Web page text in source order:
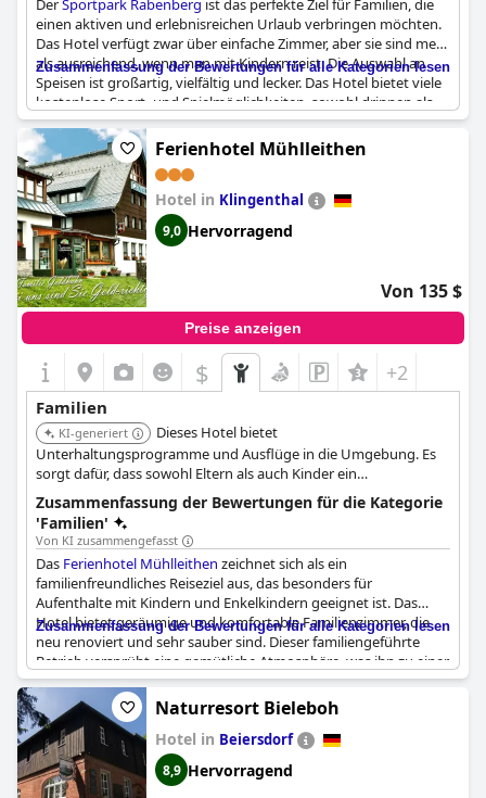
DerSportpark Rabenberg ist das perfekte Ziel für Familien, die
einen aktiven und erlebnisreichen Urlaub verbringen möchten.
Das Hotel verfügt zwar über einfache Zimmer, aber sie sind mehr
als ausreichend, wenn man mit Kindern reist. Die Auswahl an
Speisen ist großartig, vielfältig und lecker. Das Hotel bietet viele
kostenlose Sport- und Spielmöglichkeiten, sowohl drinnen als
auch draußen. Familien und Gruppen genießen die
Gemeinschaftsräume, in denen sie sich treffen und entspannen
können. Das Hotel ist ideal für Sportgruppen, aber auch
Familien können die kinderfreundlichen Annehmlichkeiten
genießen. Es ist der perfekte Ort für einen aktiven
Familienurlaub, bei dem keine Langeweile aufkommen kann.
Zusammenfassung der Bewertungen für alle Kategorien lesen
Ferienhotel Mühlleithen
Hotel in Klingenthal
9,0 Hervorragend
Von 135 $
Preise anzeigen
$ +2
Familien
KI-generiert
Dieses Hotel bietet
Unterhaltungsprogramme und Ausflüge in die Umgebung. Es
sorgt dafür, dass sowohl Eltern als auch Kinder ein
unvergessliches und entspannendes Erlebnis haben.
Zusammenfassung der Bewertungen für die Kategorie
'Familien'
Von KI zusammengefasst
Das Ferienhotel Mühlleithen zeichnet sich als ein
familienfreundliches Reiseziel aus, das besonders für
Aufenthalte mit Kindern und Enkelkindern geeignet ist. Das
Hotel bietet geräumige und komfortable Familienzimmer, die
neu renoviert und sehr sauber sind. Dieser familiengeführte
Betrieb versprüht eine gemütliche Atmosphäre, was ihn zu einer
großartigen Wahl für kleine Reisegruppen macht. Es gibt
ausreichend Platz für Kinder zum Spielen, was das gesamte
Familienerlebnis verbessert. Die Kombination aus einem
herzlichen familiären Ambiente und gut gepflegten Zimmern
macht es zu einer ausgezeichneten Option für Reisende mit
kleinen Kindern.
Zusammenfassung der Bewertungen für alle Kategorien lesen
Naturresort Bieleboh
Hotel in Beiersdorf
8,9 Hervorragend